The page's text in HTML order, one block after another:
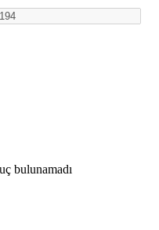
bulunamadı